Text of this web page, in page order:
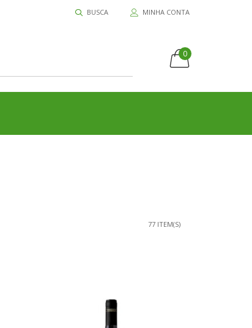
BUSCA MINHA CONTA
0
77 ITEM(S)